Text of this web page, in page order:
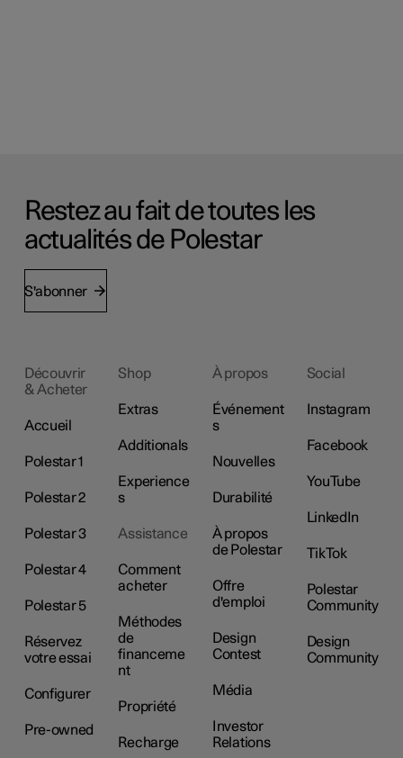
Restez au fait de toutes les
actualités de Polestar
S'abonner
Découvrir
& Acheter
Accueil
Polestar 1
Polestar 2
Polestar 3
Polestar 4
Polestar 5
Réservez
votre essai
Configurer
Pre-owned
Shop
Extras
Additionals
Experience
s
Assistance
Comment
acheter
Méthodes
de
financeme
nt
Propriété
Recharge
À propos
Événement
s
Nouvelles
Durabilité
À propos
de Polestar
Offre
d'emploi
Design
Contest
Média
Investor
Relations
Social
Instagram
Facebook
YouTube
LinkedIn
TikTok
Polestar
Community
Design
Community